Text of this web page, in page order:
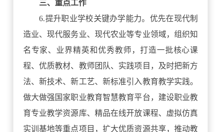
三、重点工作
6.提升职业学校关键办学能力。优先在现代制
造业、现代服务业、现代农业等专业领域，组织知
名专家、业界精英和优秀教师，打造一批核心课
程、优质教材、教师团队、实践项目，及时把新方
法、新技术、新工艺、新标准引入教育教学实践。
做大做强国家职业教育智慧教育平台，建设职业教
育专业教学资源库、精品在线开放课程、虚拟仿真
实训基地等重点项目，扩大优质资源共享，推动教